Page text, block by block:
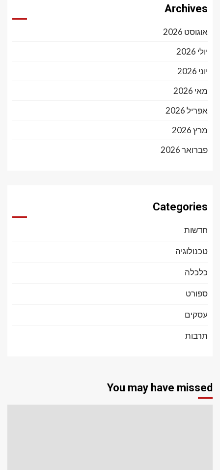
Archives
אוגוסט 2026
יולי 2026
יוני 2026
מאי 2026
אפריל 2026
מרץ 2026
פברואר 2026
Categories
חדשות
טכנולוגיה
כלכלה
ספורט
עסקים
תרבות
You may have missed